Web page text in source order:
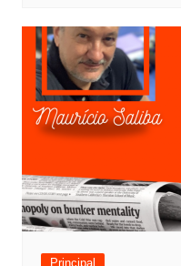
Principal